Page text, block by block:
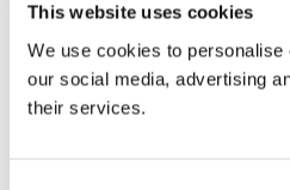
This website uses cookies
We use cookies to
our social media, advertising
their services.